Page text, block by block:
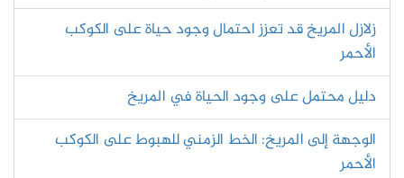
زلازل المريخ قد تعزز احتمال وجود حياة على الكوكب
الأحمر
دليل محتمل على وجود الحياة في المريخ
الوجهة إلى المريخ: الخط الزمني للهبوط على الكوكب
الأحمر